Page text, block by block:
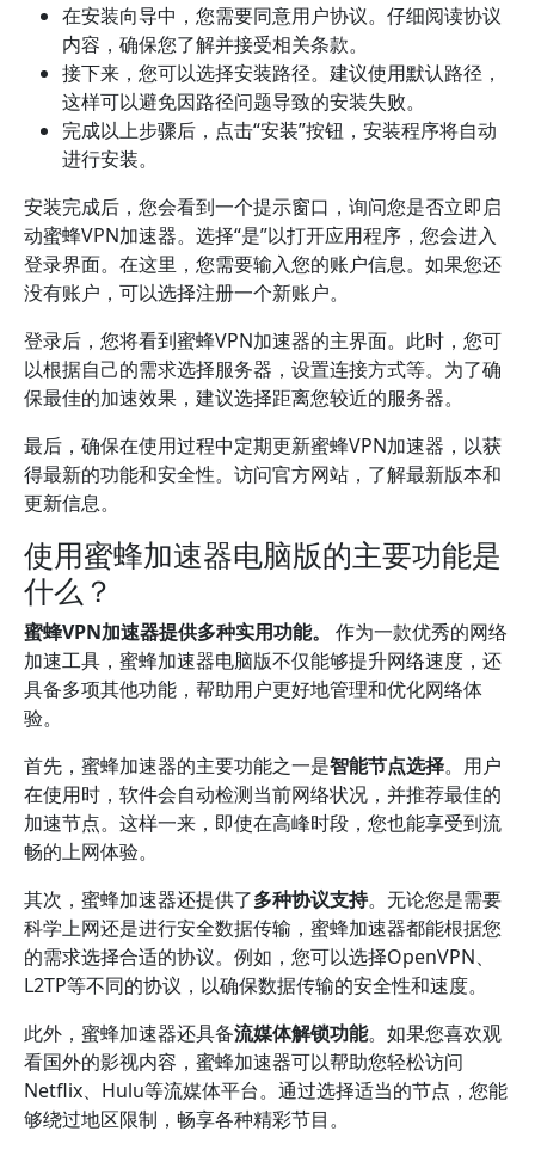
在安装向导中，您需要同意用户协议。仔细阅读协议
内容，确保您了解并接受相关条款。
接下来，您可以选择安装路径。建议使用默认路径，
这样可以避免因路径问题导致的安装失败。
完成以上步骤后，点击“安装”按钮，安装程序将自动
进行安装。
安装完成后，您会看到一个提示窗口，询问您是否立即启
动蜜蜂VPN加速器。选择“是”以打开应用程序，您会进入
登录界面。在这里，您需要输入您的账户信息。如果您还
没有账户，可以选择注册一个新账户。
登录后，您将看到蜜蜂VPN加速器的主界面。此时，您可
以根据自己的需求选择服务器，设置连接方式等。为了确
保最佳的加速效果，建议选择距离您较近的服务器。
最后，确保在使用过程中定期更新蜜蜂VPN加速器，以获
得最新的功能和安全性。访问官方网站，了解最新版本和
更新信息。
使用蜜蜂加速器电脑版的主要功能是
什么？
蜜蜂VPN加速器提供多种实用功能。
作为一款优秀的网络
加速工具，蜜蜂加速器电脑版不仅能够提升网络速度，还
具备多项其他功能，帮助用户更好地管理和优化网络体
验。
首先，蜜蜂加速器的主要功能之一是智能节点选择。用户
在使用时，软件会自动检测当前网络状况，并推荐最佳的
加速节点。这样一来，即使在高峰时段，您也能享受到流
畅的上网体验。
其次，蜜蜂加速器还提供了多种协议支持。无论您是需要
科学上网还是进行安全数据传输，蜜蜂加速器都能根据您
的需求选择合适的协议。例如，您可以选择OpenVPN、
L2TP等不同的协议，以确保数据传输的安全性和速度。
此外，蜜蜂加速器还具备流媒体解锁功能。如果您喜欢观
看国外的影视内容，蜜蜂加速器可以帮助您轻松访问
Netflix、Hulu等流媒体平台。通过选择适当的节点，您能
够绕过地区限制，畅享各种精彩节目。